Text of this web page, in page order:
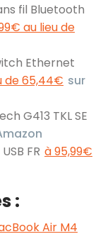
fil Bluetooth
au lieu de
Ethernet
de 65,44€ sur
G413 TKL SE
FR à 95,99€
:
Air M4